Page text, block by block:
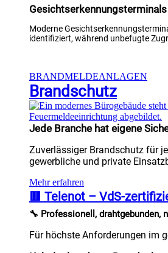
Moderne
identifiziert, während unbefugte
BRANDMELDEANLAGEN
Brandschutz
Jede Branche hat eigene
Zuverlässiger Brandschutz für
gewerbliche und private
Mehr erfahren
🟥 Telenot – VdS-
🔧 Professionell, drahtgebunden,
Für höchste Anforderungen im